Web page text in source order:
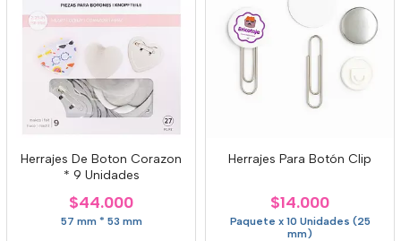
Herrajes De Boton Corazon
* 9 Unidades
$44.000
57 mm * 53 mm
Herrajes Para Botón Clip
$14.000
Paquete x 10 Unidades (25
mm)